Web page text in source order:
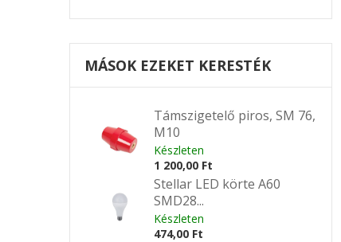
MÁSOK EZEKET KERESTÉK
Támszigetelő piros, SM 76,
M10
Készleten
1 200,00 Ft
Stellar LED körte A60
SMD28...
Készleten
474,00 Ft